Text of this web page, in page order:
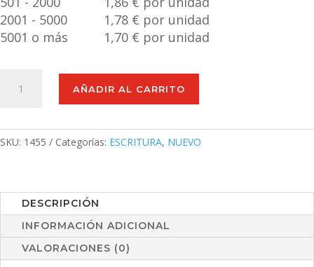
2001 - 5000
1,78 € por unidad
5001 o más
1,70 € por unidad
Lápiz
cantidad
AÑADIR AL CARRITO
SKU: 1455 Categorías: ESCRITURA, NUEVO
DESCRIPCIÓN
INFORMACIÓN ADICIONAL
VALORACIONES (0)